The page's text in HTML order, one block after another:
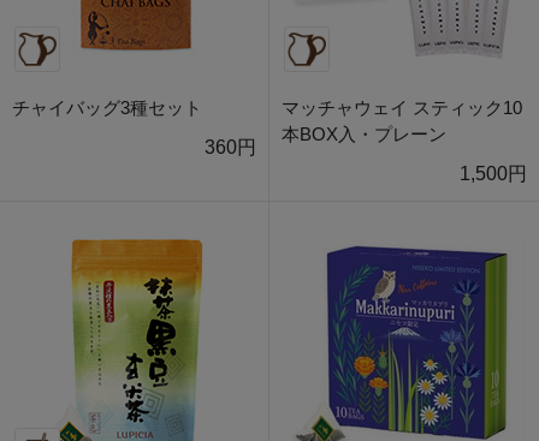
チャイバッグ3種セット
360円
マッチャウェイ スティック10
本BOX入・プレーン
1,500円